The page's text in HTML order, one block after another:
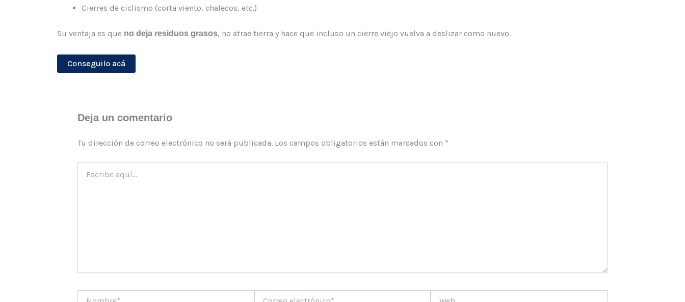
Cierres de ciclismo (corta viento, chalecos, etc.)
Su ventaja es que no deja residuos grasos, no atrae tierra y hace que incluso un cierre viejo vuelva a deslizar como nuevo.
Conseguilo acá
Deja un comentario
Tu dirección de correo electrónico no será publicada. Los campos obligatorios están marcados con *
aquí...